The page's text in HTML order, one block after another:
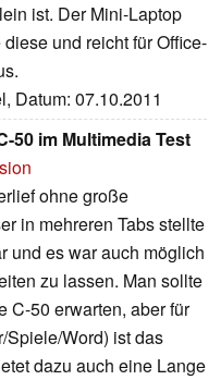
ist. Der Mini-Laptop
und reicht für Office-
Datum: 07.10.2011
50 im Multimedia Test
ohne große
in mehreren Tabs stellte
und es war auch möglich
zu lassen. Man sollte
C-50 erwarten, aber für
Word) ist das
dazu auch eine Lange